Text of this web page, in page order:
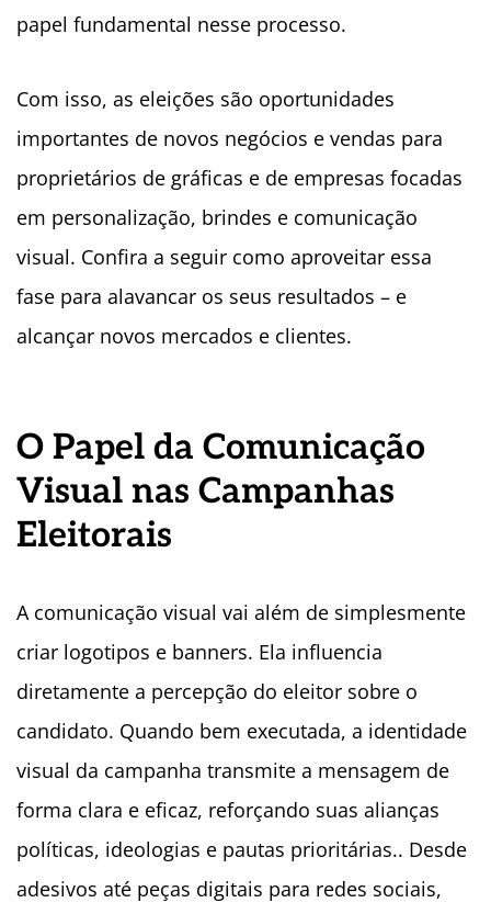
papel fundamental nesse processo.
Com isso, as eleições são oportunidades
importantes de novos negócios e vendas para
proprietários de gráficas e de empresas focadas
em personalização, brindes e comunicação
visual. Confira a seguir como aproveitar essa
fase para alavancar os seus resultados – e
alcançar novos mercados e clientes.
O Papel da Comunicação
Visual nas Campanhas
Eleitorais
A comunicação visual vai além de simplesmente
criar logotipos e banners. Ela influencia
diretamente a percepção do eleitor sobre o
candidato. Quando bem executada, a identidade
visual da campanha transmite a mensagem de
forma clara e eficaz, reforçando suas alianças
políticas, ideologias e pautas prioritárias.. Desde
adesivos até peças digitais para redes sociais,